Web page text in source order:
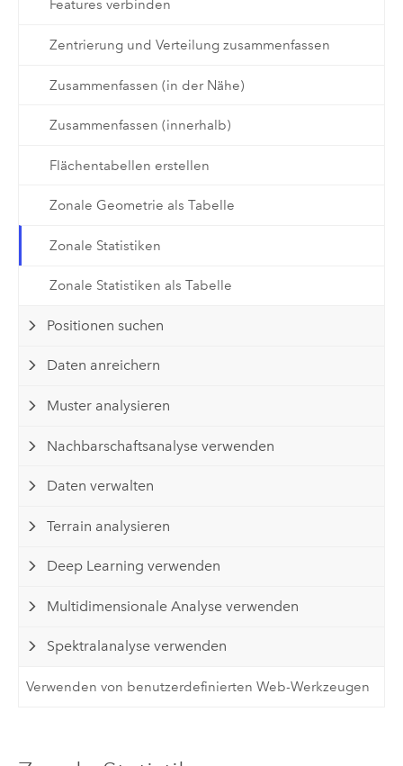
Features verbinden
Zentrierung und Verteilung zusammenfassen
Zusammenfassen (in der Nähe)
Zusammenfassen (innerhalb)
Flächentabellen erstellen
Zonale Geometrie als Tabelle
Zonale Statistiken
Zonale Statistiken als Tabelle
Positionen suchen
Daten anreichern
Muster analysieren
Nachbarschaftsanalyse verwenden
Daten verwalten
Terrain analysieren
Deep Learning verwenden
Multidimensionale Analyse verwenden
Spektralanalyse verwenden
Verwenden von benutzerdefinierten Web-Werkzeugen